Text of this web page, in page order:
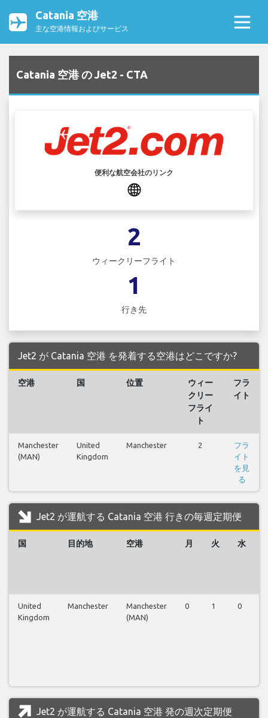
Catania 空港
主な空港情報およびサービス
Catania 空港 の Jet2 - CTA
便利な航空会社のリンク
2
ウィークリーフライト
1
行き先
Jet2 が Catania 空港 を発着する空港はどこですか?
空港 国 位置
ウィー
クリー
フライ
ト
フラ
イト
Manchester
(MAN)
United
Kingdom
Manchester 2
フラ
イト
を見
る
Jet2 が運航する Catania 空港 行きの毎週定期便
国 目的地 空港 月 火 水
United
Kingdom
Manchester
Manchester
(MAN)
0 1 0
Jet2 が運航する Catania 空港 発の週次定期便